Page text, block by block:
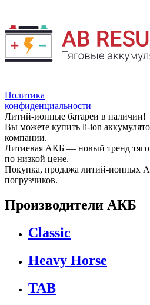
Политика
конфиденциальности
Литий-ионные батареи в наличии!
Вы можете купить li-ion
компании.
Литиевая АКБ — новый тренд
по низкой цене.
Покупка, продажа литий-ионных
погрузчиков.
Производители АКБ
Classic
Heavy Horse
TAB